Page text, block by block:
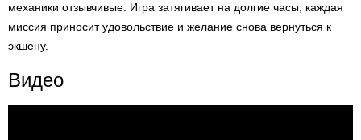
механики отзывчивые. Игра затягивает на долгие часы, каждая
миссия приносит удовольствие и желание снова вернуться к
экшену.
Видео